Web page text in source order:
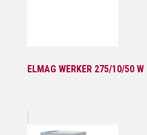
ELMAG WERKER 275/10/50 W